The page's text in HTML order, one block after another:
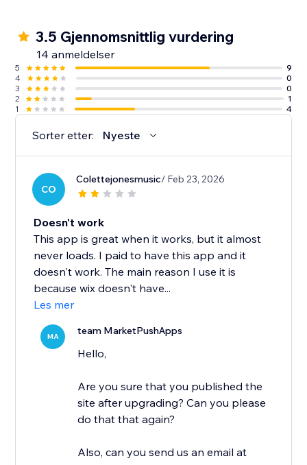
3.5 Gjennomsnittlig vurdering
14 anmeldelser
5
9
4
0
3
0
2
1
1
4
Sorter etter: Nyeste
CO
Colettejonesmusic/ Feb 23, 2026
Doesn't work
This app is great when it works, but it almost
never loads. I paid to have this app and it
doesn't work. The main reason I use it is
because wix doesn't have...
Les mer
MA team MarketPushApps
Hello,
Are you sure that you published the
site after upgrading? Can you please
do that that again?
Also, can you send us an email at